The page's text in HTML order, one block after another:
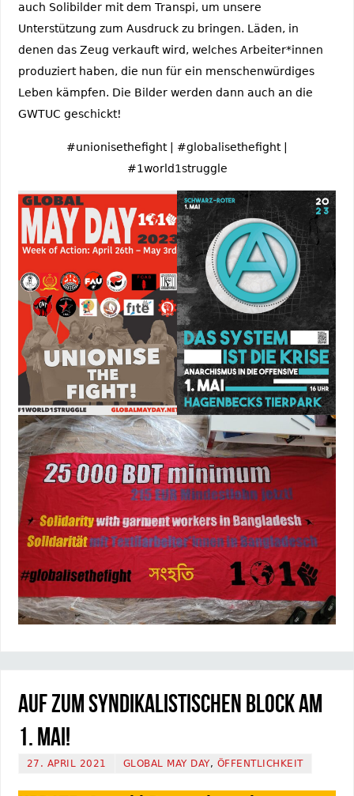
auch Solibilder mit dem Transpi, um unsere
Unterstützung zum Ausdruck zu bringen. Läden, in
denen das Zeug verkauft wird, welches Arbeiter*innen
produziert haben, die nun für ein menschenwürdiges
Leben kämpfen. Die Bilder werden dann auch an die
GWTUC geschickt!
#unionisethefight | #globalisethefight |
#1world1struggle
Auf zum Syndikalistischen Block am
1. Mai!
27. APRIL 2021 GLOBAL MAY DAY, ÖFFENTLICHKEIT